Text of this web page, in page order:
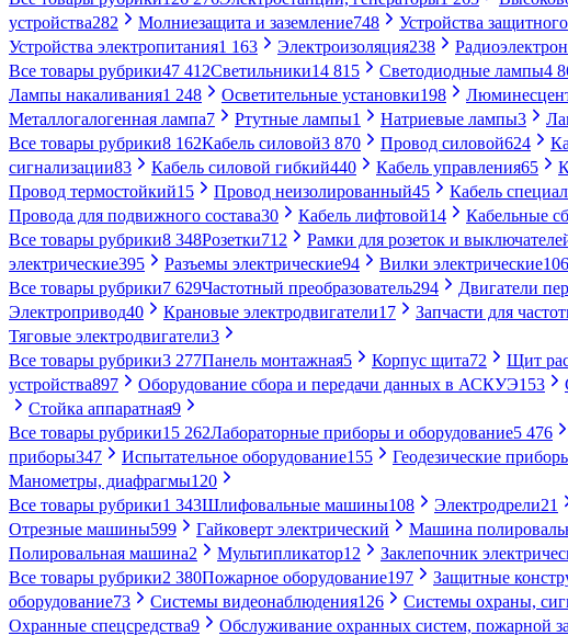
устройства282 Молниезащита и заземление748 Устройства
Устройства электропитания1 163 Электроизоляция238
Все товары рубрики47 412Светильники14 815 Светодиодные лампы4
Лампы накаливания1 248 Осветительные установки198
Металлогалогенная лампа7 Ртутные лампы1 Натриевые лампы3
Все товары рубрики8 162Кабель силовой3 870 Провод силовой624
сигнализации83 Кабель силовой гибкий440 Кабель управления65
Провод термостойкий15 Провод неизолированный45 Кабель
Провода для подвижного состава30 Кабель лифтовой14 Кабельные
Все товары рубрики8 348Розетки712 Рамки для розеток и
электрические395 Разъемы электрические94 Вилки электрические106
Все товары рубрики7 629Частотный преобразователь294 Двигатели
Электропривод40 Крановые электродвигатели17 Запчасти для
Тяговые электродвигатели3
Все товары рубрики3 277Панель монтажная5 Корпус щита72 Щит
устройства897 Оборудование сбора и передачи данных в АСКУЭ153
Стойка аппаратная9
Все товары рубрики15 262Лабораторные приборы и оборудование5 476
приборы347 Испытательное оборудование155 Геодезические
Манометры, диафрагмы120
Все товары рубрики1 343Шлифовальные машины108 Электродрели21
Отрезные машины599 Гайковерт электрический Машина
Полировальная машина2 Мультипликатор12 Заклепочник
Все товары рубрики2 380Пожарное оборудование197 Защитные
оборудование73 Системы видеонаблюдения126 Системы охраны,
Охранные спецсредства9 Обслуживание охранных систем, пожарной